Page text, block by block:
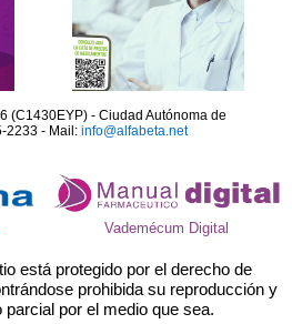
(C1430EYP) - Ciudad Autónoma de
2233 - Mail: info@alfabeta.net
Vademécum Digital
está protegido por el derecho de
prohibida su reproducción y
parcial por el medio que sea.